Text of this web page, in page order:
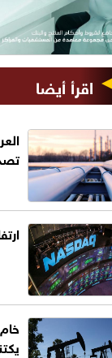
اقرأ أيضا